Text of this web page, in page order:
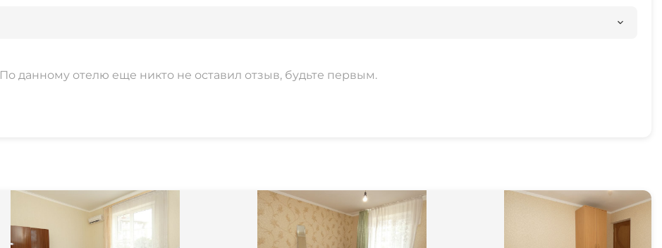
По данному отелю еще никто не оставил отзыв, будьте первым.